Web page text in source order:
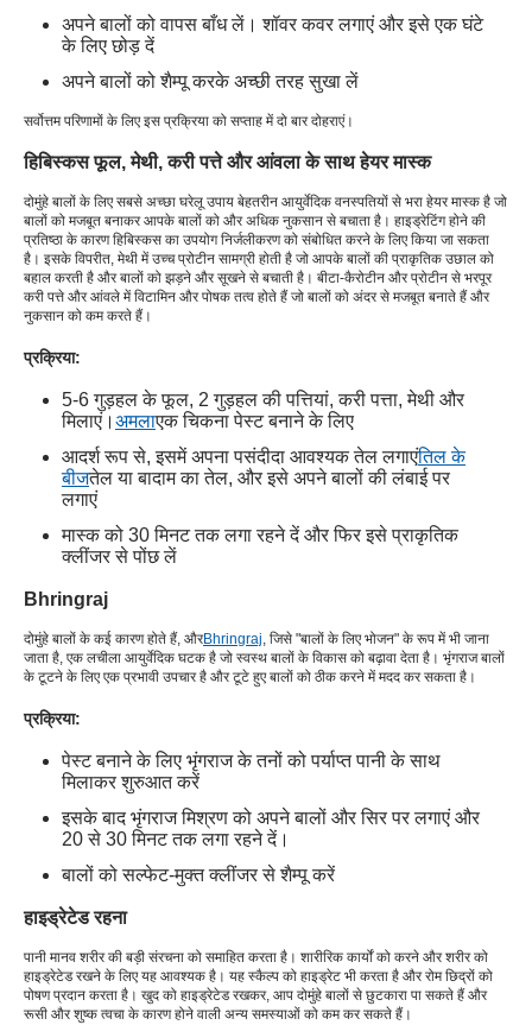
अपने बालों को वापस बाँध लें। शॉवर कवर लगाएं और इसे एक घंटे
के लिए छोड़ दें
अपने बालों को शैम्पू करके अच्छी तरह सुखा लें
सर्वोत्तम परिणामों के लिए इस प्रक्रिया को सप्ताह में दो बार दोहराएं।
हिबिस्कस फूल, मेथी, करी पत्ते और आंवला के साथ हेयर मास्क
दोमुंहे बालों के लिए सबसे अच्छा घरेलू उपाय बेहतरीन आयुर्वेदिक वनस्पतियों से भरा हेयर मास्क है जो
बालों को मजबूत बनाकर आपके बालों को और अधिक नुकसान से बचाता है। हाइड्रेटिंग होने की
प्रतिष्ठा के कारण हिबिस्कस का उपयोग निर्जलीकरण को संबोधित करने के लिए किया जा सकता
है। इसके विपरीत, मेथी में उच्च प्रोटीन सामग्री होती है जो आपके बालों की प्राकृतिक उछाल को
बहाल करती है और बालों को झड़ने और सूखने से बचाती है। बीटा-कैरोटीन और प्रोटीन से भरपूर
करी पत्ते और आंवले में विटामिन और पोषक तत्व होते हैं जो बालों को अंदर से मजबूत बनाते हैं और
नुकसान को कम करते हैं।
प्रक्रिया:
5-6 गुड़हल के फूल, 2 गुड़हल की पत्तियां, करी पत्ता, मेथी और
मिलाएं। अमलाएक चिकना पेस्ट बनाने के लिए
आदर्श रूप से, इसमें अपना पसंदीदा आवश्यक तेल लगाएंतिल के
बीजतेल या बादाम का तेल, और इसे अपने बालों की लंबाई पर
लगाएं
मास्क को 30 मिनट तक लगा रहने दें और फिर इसे प्राकृतिक
क्लींजर से पोंछ लें
Bhringraj
दोमुंहे बालों के कई कारण होते हैं, औरBhringraj, जिसे "बालों के लिए भोजन" के रूप में भी जाना
जाता है, एक लचीला आयुर्वेदिक घटक है जो स्वस्थ बालों के विकास को बढ़ावा देता है। भृंगराज बालों
के टूटने के लिए एक प्रभावी उपचार है और टूटे हुए बालों को ठीक करने में मदद कर सकता है।
प्रक्रिया:
पेस्ट बनाने के लिए भृंगराज के तनों को पर्याप्त पानी के साथ
मिलाकर शुरुआत करें
इसके बाद भृंगराज मिश्रण को अपने बालों और सिर पर लगाएं और
20 से 30 मिनट तक लगा रहने दें।
बालों को सल्फेट-मुक्त क्लींजर से शैम्पू करें
हाइड्रेटेड रहना
पानी मानव शरीर की बड़ी संरचना को समाहित करता है। शारीरिक कार्यों को करने और शरीर को
हाइड्रेटेड रखने के लिए यह आवश्यक है। यह स्कैल्प को हाइड्रेट भी करता है और रोम छिद्रों को
पोषण प्रदान करता है। खुद को हाइड्रेटेड रखकर, आप दोमुंहे बालों से छुटकारा पा सकते हैं और
रूसी और शुष्क त्वचा के कारण होने वाली अन्य समस्याओं को कम कर सकते हैं।